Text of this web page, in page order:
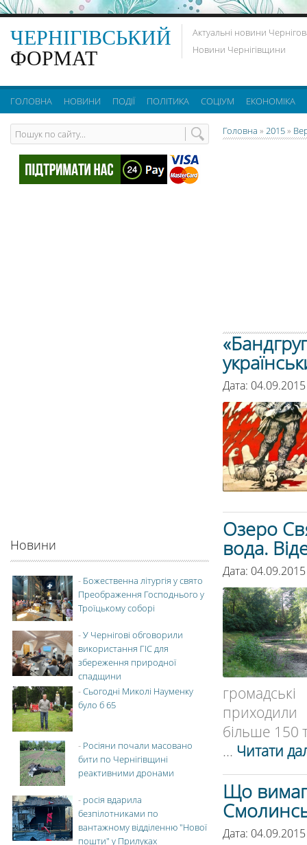
ЧЕРНІГІВСЬКИЙ
ФОРМАТ
Актуальні новини
Новини Чернігівщини
ГОЛОВНА НОВИНИ ПОДІЇ ПОЛІТИКА СОЦІУМ ЕКОНОМІКА
Головна » 2015»
Дата:
Озеро
вода.
Дата:
приходили
більше 150
... Читати
Що
Дата:
Новини
- Божественна літургія у свято
Преображення Господнього у
Троїцькому соборі
-У Чернігові обговорили
використання ГІС для
збереження природної
спадщини
-Сьогодні Миколі Науменку
було б 65
- Росіяни почали масовано
бити по Чернігівщині
реактивними дронами
- росія вдарила
безпілотниками по
вантажному відділенню "Нової
пошти" у Прилуках